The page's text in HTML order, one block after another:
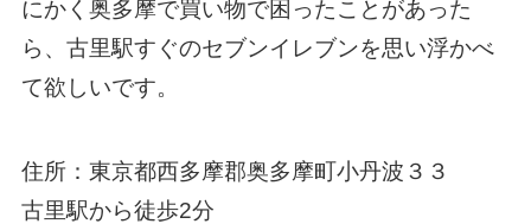
にかく奥多摩で買い物で困ったことがあった
ら、古里駅すぐのセブンイレブンを思い浮かべ
て欲しいです。
住所：東京都西多摩郡奥多摩町小丹波３３
古里駅から徒歩2分